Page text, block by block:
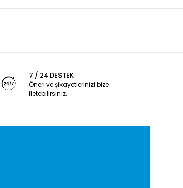
7 / 24 DESTEK
Öneri ve şikayetlerinizi bize
iletebilirsiniz.